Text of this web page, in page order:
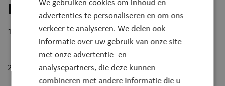
Procedure
​Je neemt telefonisch/per mail contact op met de
thuiszorgcoördinator of medewerker van het lokaal
dienstencentrum om een afspraak te maken​.
De thuiszorgcoördinator komt bij voorkeur op
huisbezoek en bespreekt met jou de verschillende
We gebruiken cookies om inhoud en
advertenties te personaliseren en om ons
verkeer te analyseren. We delen ook
informatie over uw gebruik van onze site
met onze advertentie- en
analysepartners, die deze kunnen
combineren met andere informatie die u